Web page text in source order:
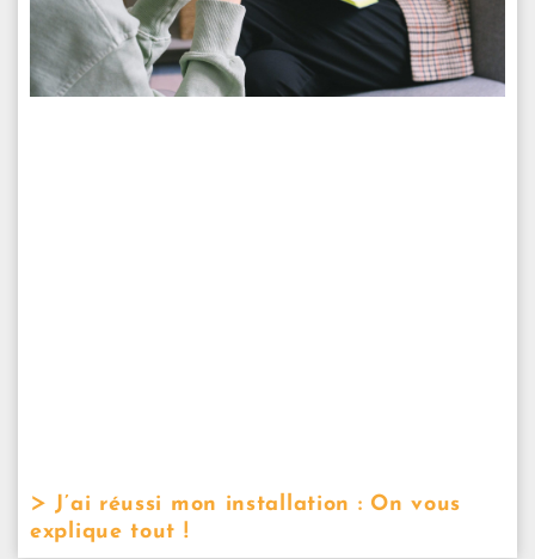
J’ai réussi mon installation : On vous
explique tout !